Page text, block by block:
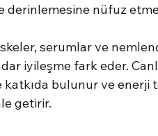
derinlemesine nüfuz
serumlar ve
iyileşme fark eder.
katkıda bulunur ve enerji
getirir.